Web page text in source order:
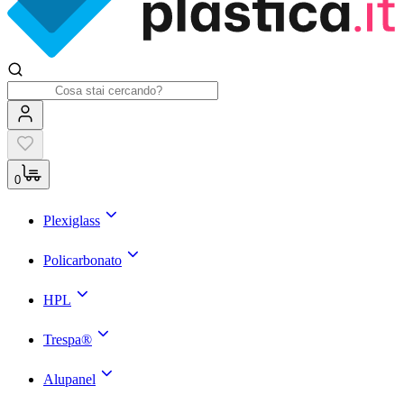
0
Plexiglass
Policarbonato
HPL
Trespa®
Alupanel